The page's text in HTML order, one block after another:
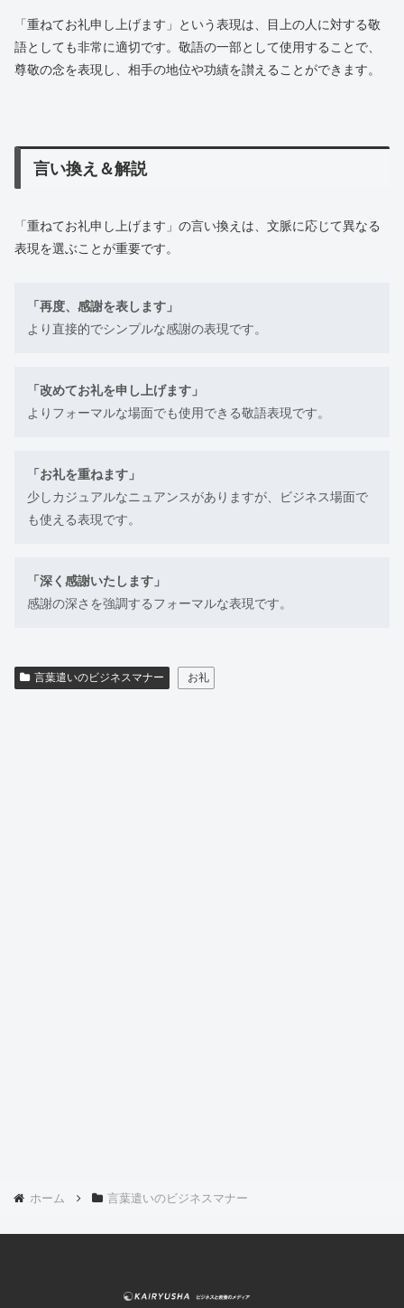
「重ねてお礼申し上げます」という表現は、目上の人に対する敬
語としても非常に適切です。敬語の一部として使用することで、
尊敬の念を表現し、相手の地位や功績を讃えることができます。
言い換え＆解説
「重ねてお礼申し上げます」の言い換えは、文脈に応じて異なる
表現を選ぶことが重要です。
「再度、感謝を表します」
より直接的でシンプルな感謝の表現です。
「改めてお礼を申し上げます」
よりフォーマルな場面でも使用できる敬語表現です。
「お礼を重ねます」
少しカジュアルなニュアンスがありますが、ビジネス場面で
も使える表現です。
「深く感謝いたします」
感謝の深さを強調するフォーマルな表現です。
言葉遣いのビジネスマナー お礼
ホーム 言葉遣いのビジネスマナー